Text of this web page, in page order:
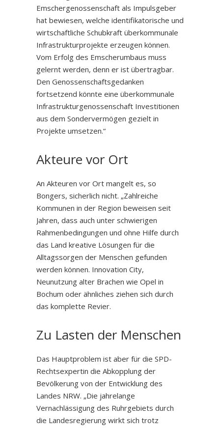
Emschergenossenschaft als Impulsgeber
hat bewiesen, welche identifikatorische und
wirtschaftliche Schubkraft überkommunale
Infrastrukturprojekte erzeugen können.
Vom Erfolg des Emscherumbaus muss
gelernt werden, denn er ist übertragbar.
Den Genossenschaftsgedanken
fortsetzend könnte eine überkommunale
Infrastrukturgenossenschaft Investitionen
aus dem Sondervermögen gezielt in
Projekte umsetzen.“
Akteure vor Ort
An Akteuren vor Ort mangelt es, so
Bongers, sicherlich nicht. „Zahlreiche
Kommunen in der Region beweisen seit
Jahren, dass auch unter schwierigen
Rahmenbedingungen und ohne Hilfe durch
das Land kreative Lösungen für die
Alltagssorgen der Menschen gefunden
werden können. Innovation City,
Neunutzung alter Brachen wie Opel in
Bochum oder ähnliches ziehen sich durch
das komplette Revier.
Zu Lasten der Menschen
Das Hauptproblem ist aber für die SPD-
Rechtsexpertin die Abkopplung der
Bevölkerung von der Entwicklung des
Landes NRW. „Die jahrelange
Vernachlässigung des Ruhrgebiets durch
die Landesregierung wirkt sich trotz